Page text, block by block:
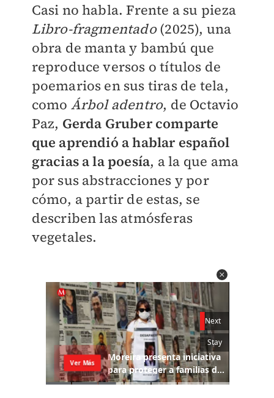
Casi no habla. Frente a su pieza
Libro-fragmentado(2025), una
obra de manta y bambú que
reproduce versos o títulos de
poemarios en sus tiras de tela,
como Árbol adentro, de Octavio
Paz, Gerda Gruber comparte
que aprendió a hablar español
gracias a la poesía, a la que ama
por sus abstracciones y por
cómo, a partir de estas, se
describen las atmósferas
vegetales.